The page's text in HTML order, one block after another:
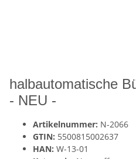
halbautomatische
- NEU -
Artikelnummer: N-2066
GTIN: 5500815002637
HAN: W-13-01